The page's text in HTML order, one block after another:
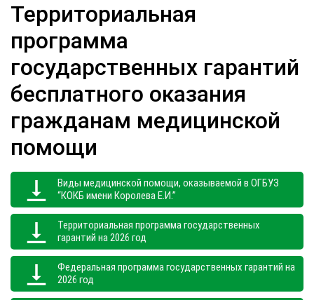
Территориальная
программа
государственных гарантий
бесплатного оказания
гражданам медицинской
помощи
Виды медицинской помощи, оказываемой в ОГБУЗ
“КОКБ имени Королева Е.И.”
Территориальная программа государственных
гарантий на 2026 год
Федеральная программа государственных гарантий на
2026 год